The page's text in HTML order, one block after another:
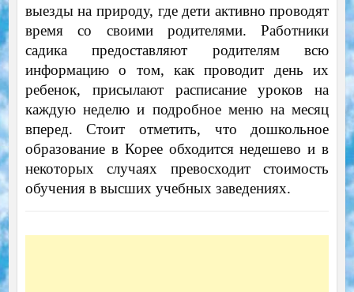
выезды на природу, где дети активно проводят
время со своими родителями. Работники
садика предоставляют родителям всю
информацию о том, как проводит день их
ребенок, присылают расписание уроков на
каждую неделю и подробное меню на месяц
вперед. Стоит отметить, что дошкольное
образование в Корее обходится недешево и в
некоторых случаях превосходит стоимость
обучения в высших учебных заведениях.